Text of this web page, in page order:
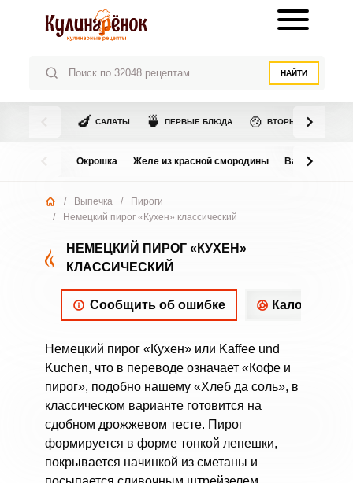
НАЙТИ
🍆 САЛАТЫ 🍵 ПЕРВЫЕ БЛЮДА 🍲 ВТОРЫЕ БЛЮДА
Окрошка Желе из красной смородины Варенье из
/ Выпечка /
Пироги
/
Немецкий пирог «Кухен» классический
НЕМЕЦКИЙ ПИРОГ «КУХЕН»
КЛАССИЧЕСКИЙ
Сообщить об ошибке
Немецкий пирог «Кухен» или Kaffee und
Kuchen, что в переводе означает «Кофе и
пирог», подобно нашему «Хлеб да соль», в
классическом варианте готовится на
сдобном дрожжевом тесте. Пирог
формируется в форме тонкой лепешки,
покрывается начинкой из сметаны и